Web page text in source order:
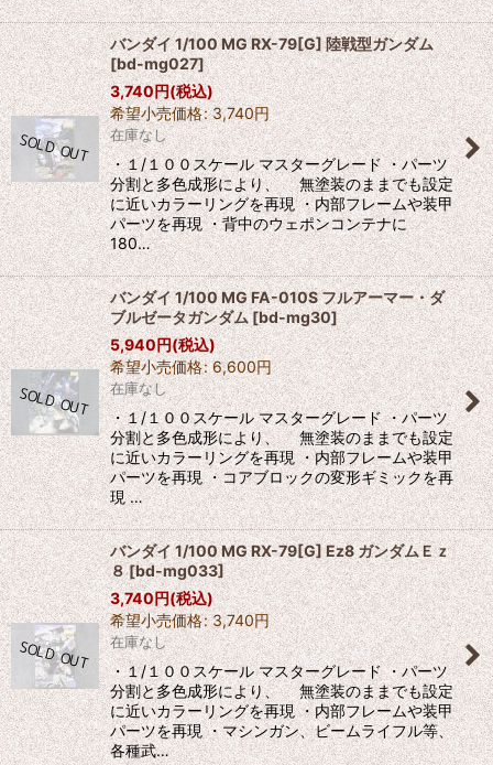
バンダイ 1/100 MG RX-79[G] 陸戦型ガンダム
[bd-mg027]
3,740円(税込)
希望小売価格: 3,740円
在庫なし
・１/１００スケール マスターグレード ・パーツ
分割と多色成形により、 無塗装のままでも設定
に近いカラーリングを再現 ・内部フレームや装甲
パーツを再現 ・背中のウェポンコンテナに
180…
バンダイ 1/100 MG FA-010S フルアーマー・ダ
ブルゼータガンダム [bd-mg30]
5,940円(税込)
希望小売価格: 6,600円
在庫なし
・１/１００スケール マスターグレード ・パーツ
分割と多色成形により、 無塗装のままでも設定
に近いカラーリングを再現 ・内部フレームや装甲
パーツを再現 ・コアブロックの変形ギミックを再
現 …
バンダイ 1/100 MG RX-79[G] Ez8 ガンダムＥｚ
８[bd-mg033]
3,740円(税込)
希望小売価格: 3,740円
在庫なし
・１/１００スケール マスターグレード ・パーツ
分割と多色成形により、 無塗装のままでも設定
に近いカラーリングを再現 ・内部フレームや装甲
パーツを再現 ・マシンガン、ビームライフル等、
各種武…